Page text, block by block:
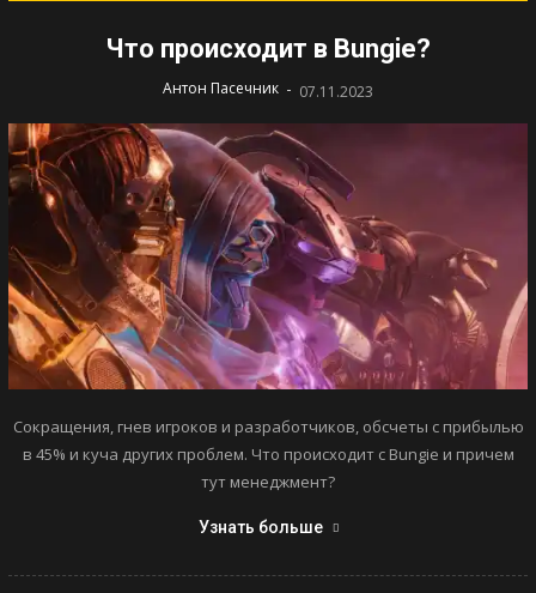
Что происходит в Bungie?
Антон Пасечник - 07.11.2023
Сокращения, гнев игроков и разработчиков, обсчеты с прибылью
в 45% и куча других проблем. Что происходит с Bungie и причем
тут менеджмент?
Узнать больше